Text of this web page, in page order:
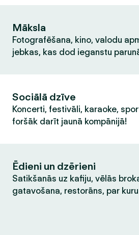
Māksla
Fotografēšana, kino, valodu
jebkas, kas dod ieganstu
Sociālā dzīve
Koncerti, festivāli, karaoke,
foršāk darīt jaunā kompānijā!
Ēdieni un dzērieni
Satikšanās uz kafiju, vēlās
gatavošana, restorāns, par